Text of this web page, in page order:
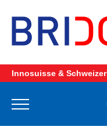
Innosuisse &